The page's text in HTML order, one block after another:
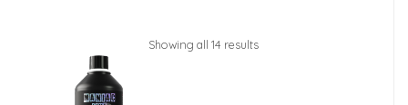
Showing all 14 results